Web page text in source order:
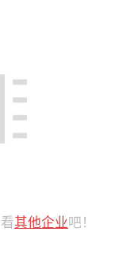
其他企业吧！